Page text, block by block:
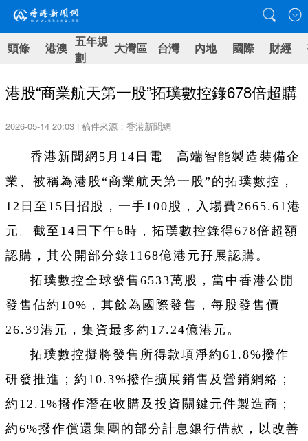
頭條 港澳 五年規
劃
大灣區 台灣 內地 國際 財經
港股“商業航天第一股”拓璞數控錄678倍超購
2026-05-14 20:03 | 稿件來源：香港新聞網
香港新聞網5月14日電 高端智能製造裝備企
業、被稱為港股“商業航天第一股”的拓璞數控，
12日至15日招股，一手100股，入場費2665.61港
元。截至14日下午6時，拓璞數控錄得678倍超額
認購，其公開部分錄1168億港元孖展認購。
拓璞數控全球發售6533萬股，當中香港公開
發售佔約10%，其餘為國際發售，每股發售價
26.39港元，集資最多約17.24億港元。
拓璞數控擬將發售所得款項淨約61.8%撥作
研發推進；約10.3%撥作擴展銷售及營銷網絡；
約12.1%撥作潛在收購及投資關鍵元件製造商；
約6%撥作償還集團的部分計息銀行借款，以改善